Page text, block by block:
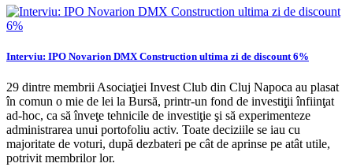
Interviu: IPO Novarion DMX Construction ultima zi de discount 6%
29 dintre membrii Asociaţiei Invest Club din Cluj Napoca au plasat
în comun o mie de lei la Bursă, printr-un fond de investiţii înfiinţat
ad-hoc, ca să înveţe tehnicile de investiţie şi să experimenteze
administrarea unui portofoliu activ. Toate deciziile se iau cu
majoritate de voturi, după dezbateri pe cât de aprinse pe atât utile,
potrivit membrilor lor.